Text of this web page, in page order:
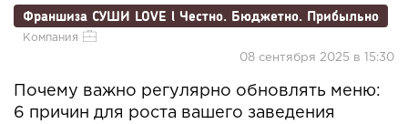
Франшиза СУШИ LOVE l Честно. Бюджетно. Прибыльно
Компания
08 сентября 2025 в 15:30
Почему важно регулярно обновлять меню:
6 причин для роста вашего заведения